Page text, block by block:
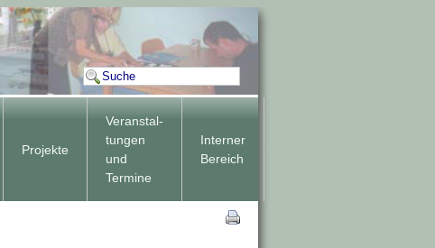
Projekte
Veranstal-
tungen
und
Termine
Interner
Bereich